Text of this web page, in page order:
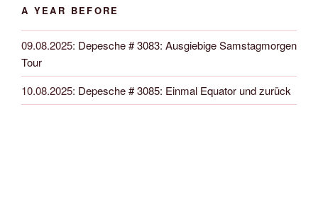
A YEAR BEFORE
09.08.2025: Depesche # 3083: Ausgiebige Samstagmorgen
Tour
10.08.2025: Depesche # 3085: Einmal Equator und zurück